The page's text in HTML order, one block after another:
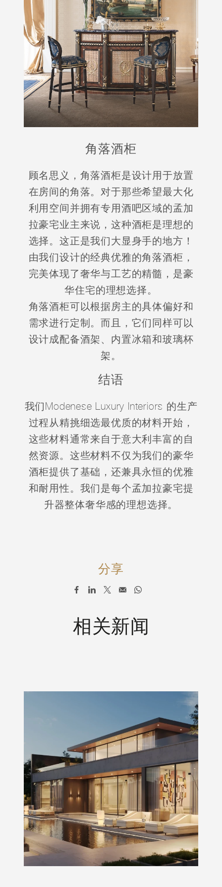
角落酒柜
顾名思义，角落酒柜是设计用于放置
在房间的角落。对于那些希望最大化
利用空间并拥有专用酒吧区域的孟加
拉豪宅业主来说，这种酒柜是理想的
选择。这正是我们大显身手的地方！
由我们设计的经典优雅的角落酒柜，
完美体现了奢华与工艺的精髓，是豪
华住宅的理想选择。
角落酒柜可以根据房主的具体偏好和
需求进行定制。而且，它们同样可以
设计成配备酒架、内置冰箱和玻璃杯
架。
结语
我们Modenese Luxury Interiors 的生产
过程从精挑细选最优质的材料开始，
这些材料通常来自于意大利丰富的自
然资源。这些材料不仅为我们的豪华
酒柜提供了基础，还兼具永恒的优雅
和耐用性。我们是每个孟加拉豪宅提
升器整体奢华感的理想选择。
分享
相关新闻